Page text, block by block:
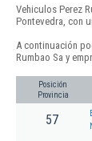
Vehiculos Perez
Pontevedra, con
A continuación
Rumbao Sa y
Posición
Provincia
57